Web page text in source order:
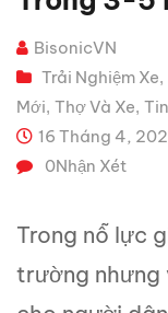
BisonicVN
Trải Nghiệm Xe,
Mới, Thợ Và Xe,
16 Tháng 4,
0Nhận Xét
Trong nỗ lực
trường nhưng